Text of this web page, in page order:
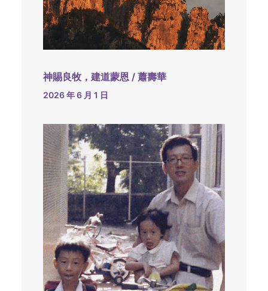
神賜良牧，建道蒙恩 / 蕭壽華
2026 年 6 月 1 日